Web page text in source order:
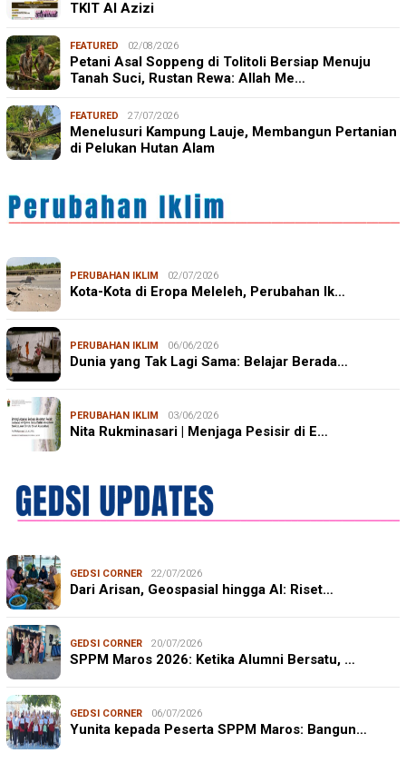
TKIT Al Azizi
FEATURED 02/08/2026
Petani Asal Soppeng di Tolitoli Bersiap Menuju
Tanah Suci, Rustan Rewa: Allah Me…
FEATURED 27/07/2026
Menelusuri Kampung Lauje, Membangun Pertanian
di Pelukan Hutan Alam
PERUBAHAN IKLIM 02/07/2026
Kota-Kota di Eropa Meleleh, Perubahan Ik…
PERUBAHAN IKLIM 06/06/2026
Dunia yang Tak Lagi Sama: Belajar Berada…
PERUBAHAN IKLIM 03/06/2026
Nita Rukminasari | Menjaga Pesisir di E…
GEDSI CORNER 22/07/2026
Dari Arisan, Geospasial hingga AI: Riset…
GEDSI CORNER 20/07/2026
SPPM Maros 2026: Ketika Alumni Bersatu, …
GEDSI CORNER 06/07/2026
Yunita kepada Peserta SPPM Maros: Bangun…